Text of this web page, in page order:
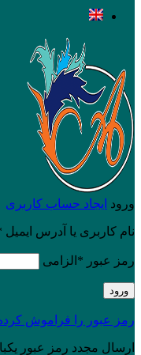
ورود ایجاد حساب کاربری
نام کاربری یا آدرس ایمیل
رمز عبور * الزامی
ورود
رمز عبور را فراموش کرده
ارسال مجدد رمز عبور